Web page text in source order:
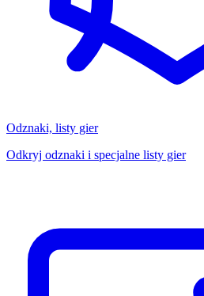
Odznaki, listy gier
Odkryj odznaki i specjalne listy gier